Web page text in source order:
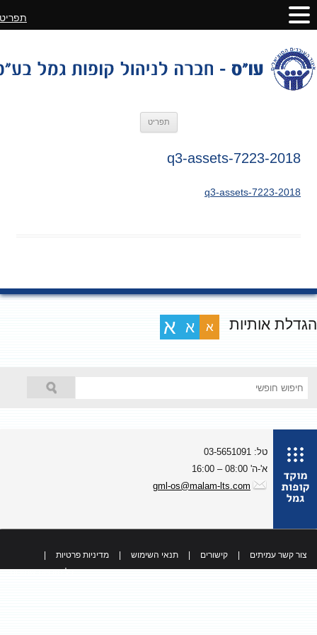
תפריט
2018-q3-assets-7223
2018-q3-assets-7223
אותיות א א א
טל: 03-5651091
א'-ה' 08:00 – 16:00
gml-os@malam-lts.com
צור קשר עמיתים קישורים תנאי השימוש מדיניות פרטיות
כל הזכויות שמורות
תפריט